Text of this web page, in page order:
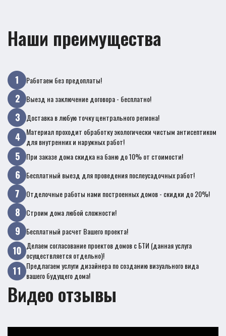
Наши преимущества
Работаем без предоплаты!
Выезд на заключение договора - бесплатно!
Доставка в любую точку центрального региона!
Материал проходит обработку экологически чистым антисептиком
для внутренних и наружных работ!
При заказе дома скидка на баню до 10% от стоимости!
Бесплатный выезд для проведения послеусадочных работ!
Отделочные работы нами построенных домов - скидки до 20%!
Строим дома любой сложности!
Бесплатный расчет Вашего проекта!
Делаем согласование проектов домов с БТИ (данная услуга
осуществляется отдельно)!
Предлагаем услуги дизайнера по созданию визуального вида
вашего будущего дома!
Видео отзывы